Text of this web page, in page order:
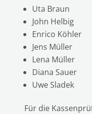
Uta Braun
John Helbig
Enrico Köhler
Jens Müller
Lena Müller
Diana Sauer
Uwe Sladek
Für die